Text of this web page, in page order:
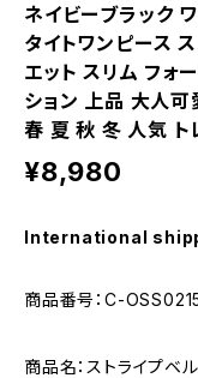
ネイビーブラック
タイトワンピース
エット スリム フォ
ション 上品 大人可
春 夏 秋 冬 人気
¥8,980
International
商品番号：C-
商品名：ストライプベ